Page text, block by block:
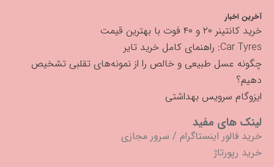
آخرین اخبار
خرید کانتینر ۲۰ و ۴۰ فوت با بهترین قیمت
Car Tyres: راهنمای کامل خرید تایر
چگونه عسل طبیعی و خالص را از نمونه‌های تقلبی تشخیص
دهیم؟
ایزوگام سرویس بهداشتی
لینک های مفید
خرید فالور اینستاگرام / سرور مجازی
خرید رپورتاژ